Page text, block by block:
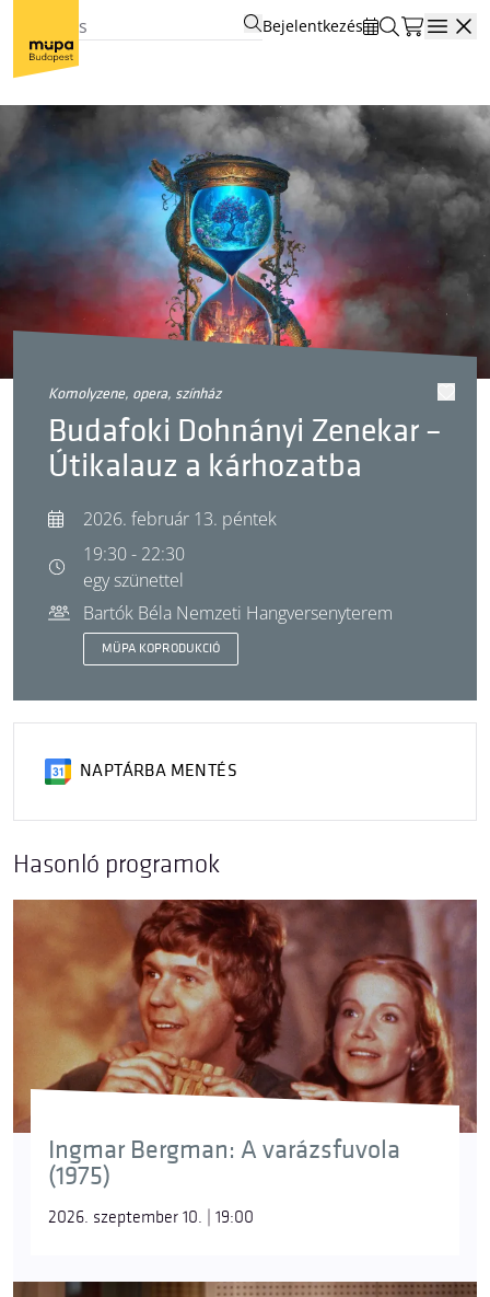
Bejelentkezés
komolyzene, opera, színház
Budafoki Dohnányi Zenekar –
Útikalauz a kárhozatba
2026. február 13. péntek
19:30 - 22:30
egy szünettel
Bartók Béla Nemzeti Hangversenyterem
MÜPA KOPRODUKCIÓ
NAPTÁRBA MENTÉS
Hasonló programok
Ingmar Bergman: A varázsfuvola
(1975)
2026. szeptember 10. | 19:00